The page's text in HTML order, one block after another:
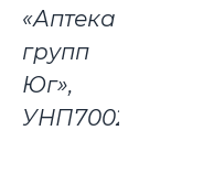
«Аптека
групп
Юг»,
УНП700232696